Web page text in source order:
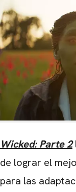
Wicked: Parte 2
de lograr el
para las